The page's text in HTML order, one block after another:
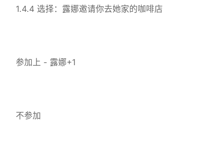
1.4.4 选择：露娜邀请你去她家的咖啡店
参加上 - 露娜+1
不参加